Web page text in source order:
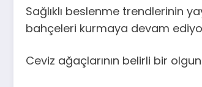
Sağlıklı beslenme trendlerinin
bahçeleri kurmaya devam
Ceviz ağaçlarının belirli bir